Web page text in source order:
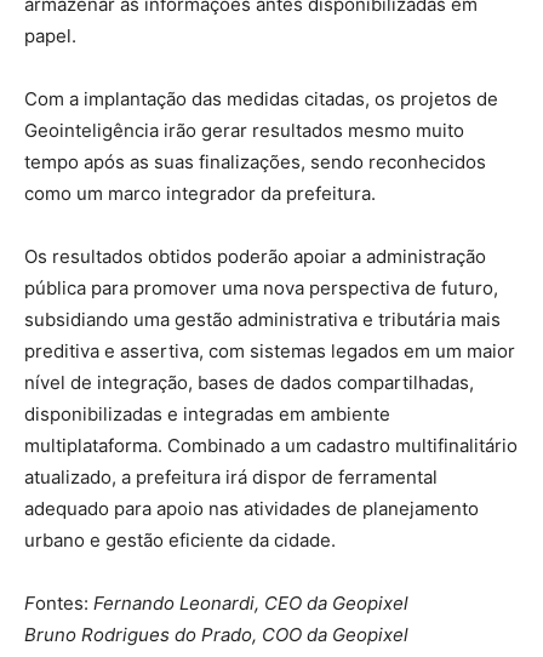
papel.
Com a implantação das medidas citadas, os projetos de
Geointeligência irão gerar resultados mesmo muito
tempo após as suas finalizações, sendo reconhecidos
como um marco integrador da prefeitura.
Os resultados obtidos poderão apoiar a administração
pública para promover uma nova perspectiva de futuro,
subsidiando uma gestão administrativa e tributária mais
preditiva e assertiva, com sistemas legados em um maior
nível de integração, bases de dados compartilhadas,
disponibilizadas e integradas em ambiente
multiplataforma. Combinado a um cadastro multifinalitário
atualizado, a prefeitura irá dispor de ferramental
adequado para apoio nas atividades de planejamento
urbano e gestão eficiente da cidade.
Fontes: Fernando Leonardi, CEO da Geopixel
Bruno Rodrigues do Prado, COO da Geopixel